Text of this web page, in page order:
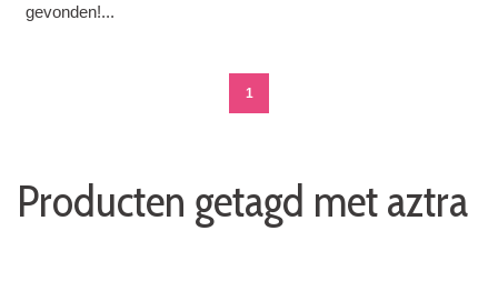
gevonden!...
1
Producten getagd met aztra